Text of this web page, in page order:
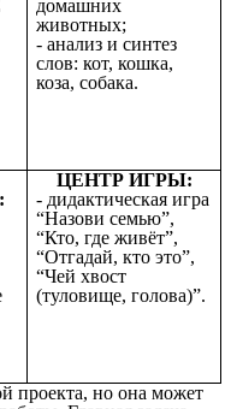
домашних
животных;
- анализ и синтез
слов: кот, кошка,
коза, собака.
ЦЕНТР ИГРЫ:
- дидактическая игра
“Назови семью”,
“Кто, где живёт”,
“Отгадай, кто это”,
“Чей хвост
(туловище, голова)”.
проекта, но она может